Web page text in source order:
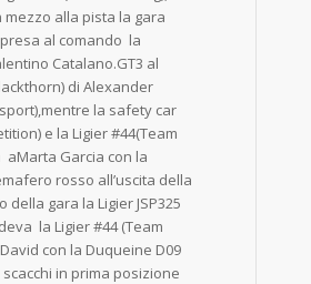
mezzo alla pista la gara
al comando la
Catalano.GT3 al
di Alexander
la safety car
e la Ligier #44(Team
aMarta Garcia con la
rosso all’uscita della
gara la Ligier JSP325
la Ligier #44 (Team
con la Duqueine D09
in prima posizione